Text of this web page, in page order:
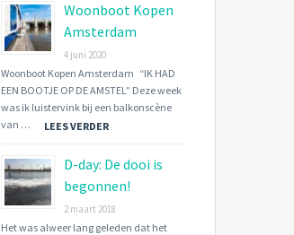
Forgot
password? SIGN IN
Remember me
Woonboot Kopen
Amsterdam
4 juni 2020
Woonboot Kopen Amsterdam “IK HAD
EEN BOOTJE OP DE AMSTEL” Deze week
was ik luistervink bij een balkonscène
van …
LEES VERDER
D-day: De dooi is
begonnen!
2 maart 2018
Het was alweer lang geleden dat het